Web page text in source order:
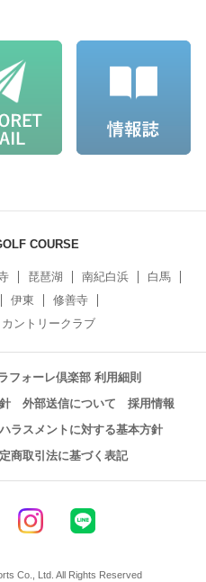
COURSE
琵琶湖 南紀白浜
白馬
伊東
修善寺
ントリークラブ
フォーレ倶楽部 利用細則
外部送信について
採用情報
ラスメントに対する基本方針
商取引法に基づく表記
Co., Ltd. All Rights Reserved